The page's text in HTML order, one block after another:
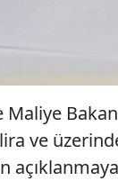
Maliye
ve